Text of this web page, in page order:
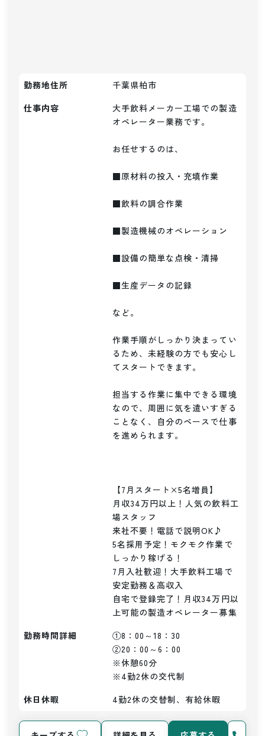
勤務地住所
千葉県柏市
仕事内容
大手飲料メーカー工場での製造
オペレーター業務です。
お任せするのは、
■原材料の投入・充填作業
■飲料の調合作業
■製造機械のオペレーション
■設備の簡単な点検・清掃
■生産データの記録
など。
作業手順がしっかり決まってい
るため、未経験の方でも安心し
てスタートできます。
担当する作業に集中できる環境
なので、周囲に気を遣いすぎる
ことなく、自分のペースで仕事
を進められます。
【7月スタート×5名増員】
月収34万円以上！人気の飲料工
場スタッフ
来社不要！電話で説明OK♪
5名採用予定！モクモク作業で
しっかり稼げる！
7月入社歓迎！大手飲料工場で
安定勤務＆高収入
自宅で登録完了！月収34万円以
上可能の製造オペレーター募集
勤務時間詳細
①8：00～18：30
②20：00～6：00
※休憩60分
※4勤2休の交代制
休日休暇
4勤2休の交替制、有給休暇